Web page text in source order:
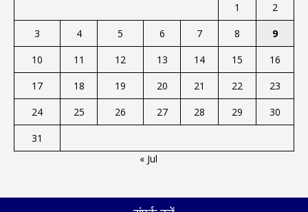
1
2
3
4 5 6 7 8
9
10
11 12 13 14 15
16
17
18 19 20 21 22
23
24
25 26 27 28 29
30
31
« Jul